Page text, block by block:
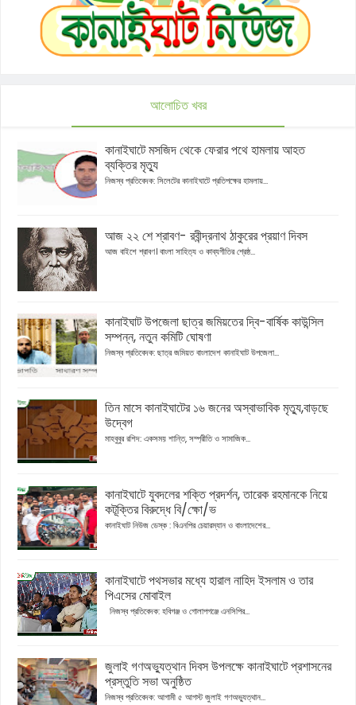
আলোচিত খবর
কানাইঘাটে মসজিদ থেকে ফেরার পথে হামলায় আহত
ব্যক্তির মৃত্যু
নিজস্ব প্রতিবেদক: সিলেটের কানাইঘাটে প্রতিপক্ষের হামলায়...
আজ ২২ শে শ্রাবণ- রবীন্দ্রনাথ ঠাকুরের প্রয়াণ দিবস
আজ বাইশে শ্রাবণ। বাংলা সাহিত্য ও কাব্যগীতির শ্রেষ্ঠ...
কানাইঘাট উপজেলা ছাত্র জমিয়তের দ্বি-বার্ষিক কাউন্সিল
সম্পন্ন, নতুন কমিটি ঘোষণা
নিজস্ব প্রতিবেদক: ছাত্র জমিয়ত বাংলাদেশ কানাইঘাট উপজেলা...
তিন মাসে কানাইঘাটের ১৬ জনের অস্বাভাবিক মৃত্যু,বাড়ছে
উদ্বেগ
মাহবুবুর রশিদ: একসময় শান্তি, সম্প্রীতি ও সামাজিক...
কানাইঘাটে যুবদলের শক্তি প্রদর্শন, তারেক রহমানকে নিয়ে
কটূক্তির বিরুদ্ধে বি/ক্ষো/ভ
কানাইঘাট নিউজ ডেস্ক : বিএনপির চেয়ারম্যান ও বাংলাদেশের...
কানাইঘাটে পথসভার মধ্যে হারাল নাহিদ ইসলাম ও তার
পিএসের মোবাইল
নিজস্ব প্রতিবেদক: হবিগঞ্জ ও গোলাপগঞ্জে এনসিপির...
জুলাই গণঅভ্যুত্থান দিবস উপলক্ষে কানাইঘাটে প্রশাসনের
প্রস্তুতি সভা অনুষ্ঠিত
নিজস্ব প্রতিবেদক: আগামী ৫ আগস্ট জুলাই গণঅভ্যুত্থান...